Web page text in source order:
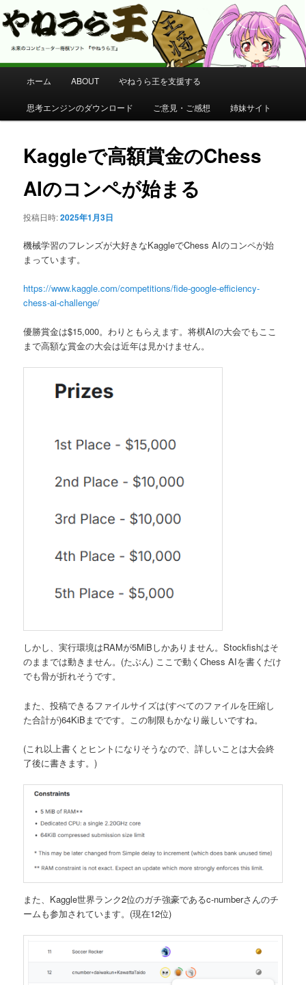
やねうら王 公式サイト
コンピューター将棋 やねうら王 公式サイト
メ
メ
イ
ン
ン
ツ
移
ホーム ABOUT やねうら王を支援する
思考エンジンのダウンロード ご意見・ご感想 姉妹サイト
Kaggleで高額賞金のChess
AIのコンペが始まる
投稿日時:2025年1月3日
機械学習のフレンズが大好きなKaggleでChess AIのコンペが始
まっています。
https://www.kaggle.com/competitions/fide-google-efficiency-
chess-ai-challenge/
優勝賞金は$15,000。わりともらえます。将棋AIの大会でもここ
まで高額な賞金の大会は近年は見かけません。
しかし、実行環境はRAMが5MiBしかありません。Stockfishはそ
のままでは動きません。(たぶん) ここで動くChess AIを書くだけ
でも骨が折れそうです。
また、投稿できるファイルサイズは(すべてのファイルを圧縮し
た合計が)64KiBまでです。この制限もかなり厳しいですね。
(これ以上書くとヒントになりそうなので、詳しいことは大会終
了後に書きます。)
また、Kaggle世界ランク2位のガチ強豪であるc-numberさんのチ
ームも参加されています。(現在12位)